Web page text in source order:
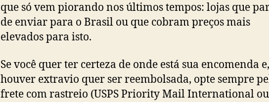
que só vem piorando nos últimos tempos: lojas que
de enviar para o Brasil ou que cobram preços mais
elevados para isto.
Se você quer ter certeza de onde está sua encomenda
houver extravio quer ser reembolsada, opte sempre
frete com rastreio (USPS Priority Mail International ou